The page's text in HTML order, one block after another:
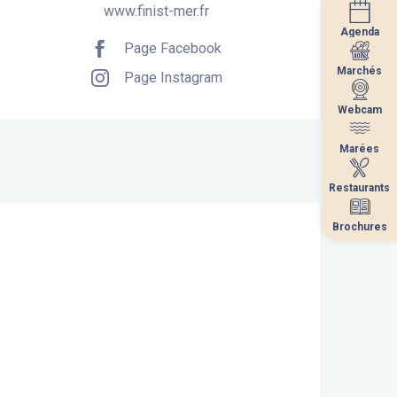
Agenda
Marchés
Webcam
Marées
Restaurants
Brochures
www.finist-mer.fr
Page Facebook
Page Instagram